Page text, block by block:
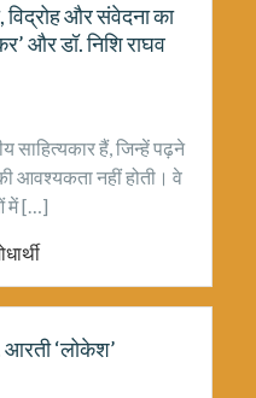
विद्रोह और संवेदना का
और डॉ. निशि राघव
साहित्यकार हैं, जिन्हें पढ़ने
आवश्यकता नहीं होती। वे
में […]
आरती ‘लोकेश’